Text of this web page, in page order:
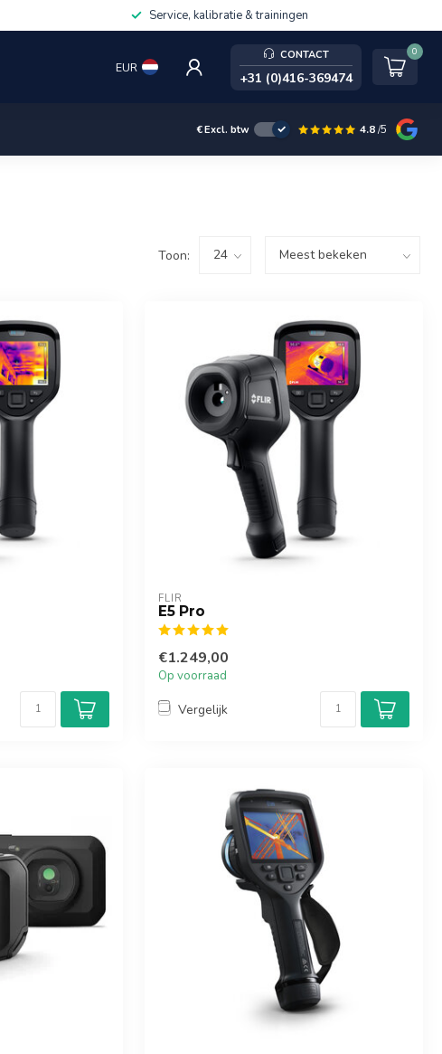
Service, kalibratie & trainingen
EUR
CONTACT
+31 (0)416-369474
0
€Excl. btw 4.8/5
Toon:
FLIR
E5 Pro
€1.249,00
Op voorraad
Vergelijk